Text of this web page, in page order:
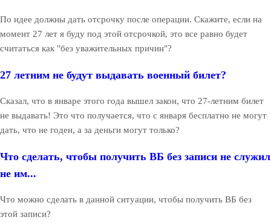
По идее должны дать отсрочку после операции. Скажите, если на
момент 27 лет я буду под этой отсрочкой, это все равно будет
считаться как "без уважительных причин"?
27 летним не будут выдавать военный билет?
Сказал, что в январе этого года вышел закон, что 27-летним билет
не выдавать! Это что получается, что с января бесплатно не могут
дать, что не годен, а за деньги могут только?
Что сделать, чтобы получить ВБ без записи не служил
не им...
Что можно сделать в данной ситуации, чтобы получить ВБ без
этой записи?